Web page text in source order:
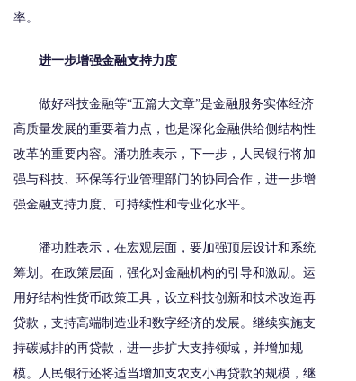
率。
进一步增强金融支持力度
做好科技金融等“五篇大文章”是金融服务实体经济
高质量发展的重要着力点，也是深化金融供给侧结构性
改革的重要内容。潘功胜表示，下一步，人民银行将加
强与科技、环保等行业管理部门的协同合作，进一步增
强金融支持力度、可持续性和专业化水平。
潘功胜表示，在宏观层面，要加强顶层设计和系统
筹划。在政策层面，强化对金融机构的引导和激励。运
用好结构性货币政策工具，设立科技创新和技术改造再
贷款，支持高端制造业和数字经济的发展。继续实施支
持碳减排的再贷款，进一步扩大支持领域，并增加规
模。人民银行还将适当增加支农支小再贷款的规模，继